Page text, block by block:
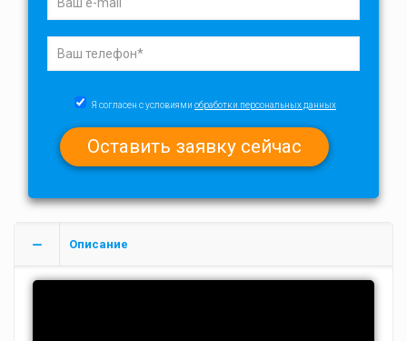
Я согласен с условиями обработки персональных данных
Описание